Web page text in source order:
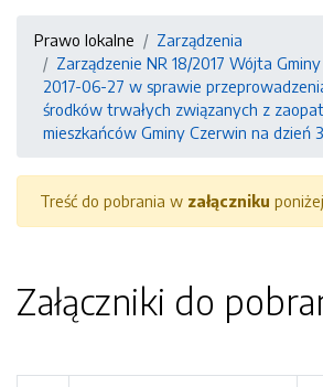
Prawo lokalne
Zarządzenia
Zarządzenie NR 18/2017 Wójta
2017-06-27 w sprawie
środków trwałych związanych z
mieszkańców Gminy Czerwin na dzień
Treść do pobrania w załączniku
Załączniki do